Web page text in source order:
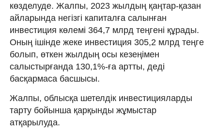
көзделуде. Жалпы, 2023 жылдың қаңтар-қазан
айларында негізгі капиталға салынған
инвестиция көлемі 364,7 млрд теңгені құрады.
Оның ішінде жеке инвестиция 305,2 млрд теңге
болып, өткен жылдың осы кезеңімен
салыстырғанда 130,1%-ға артты, деді
басқармаса басшысы.
Жалпы, облысқа шетелдік инвестицияларды
тарту бойынша қарқынды жұмыстар
атқарылуда.